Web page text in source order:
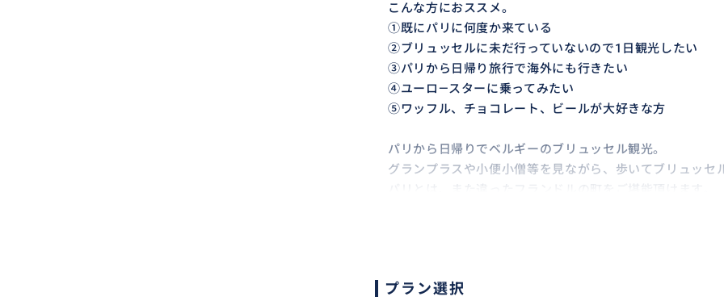
こんな方におススメ。
①既にパリに何度か来ている
②ブリュッセルに未だ行っていないので1日観光したい
③パリから日帰り旅行で海外にも行きたい
④ユーロ―スターに乗ってみたい
⑤ワッフル、チョコレート、ビールが大好きな方
パリから日帰りでベルギーのブリュッセル観光。
グランプラスや小便小僧等を見ながら、歩いてブリュッセ
時間があれば、小便小僧の衣装博物館やチョコレート博
パリとブリュッセル間は、ユーロ―スターで約1時間半。
プラン選択